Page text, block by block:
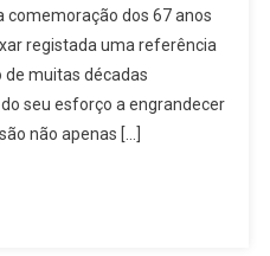
E
Louvor
comemoração dos 67 anos
registada uma referência
de muitas décadas
seu esforço a engrandecer
não apenas […]